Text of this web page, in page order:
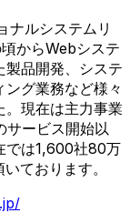
ナルシステムリ
からWebシステ
製品開発、システ
グ業務など様々
。現在は主力事業
ービス開始以
では1,600社80万
ております。